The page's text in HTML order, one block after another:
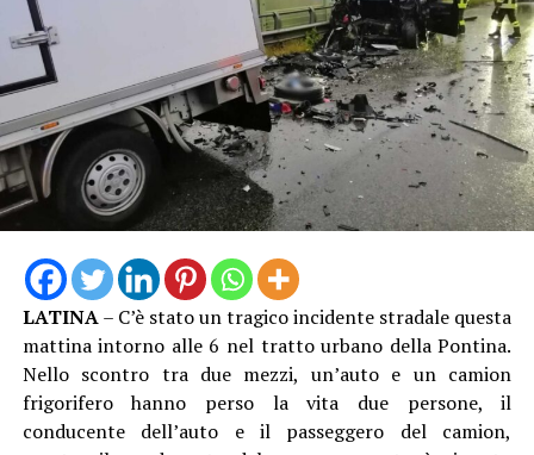
LATINA– C’è stato un tragico incidente stradale questa
mattina intorno alle 6 nel tratto urbano della Pontina.
Nello scontro tra due mezzi, un’auto e un camion
frigorifero hanno perso la vita due persone, il
conducente dell’auto e il passeggero del camion,